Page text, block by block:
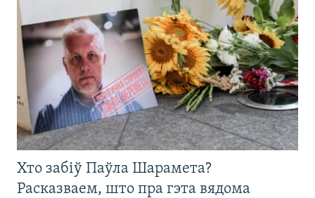
Хто забіў Паўла Шарамета?
Расказваем, што пра гэта вядома